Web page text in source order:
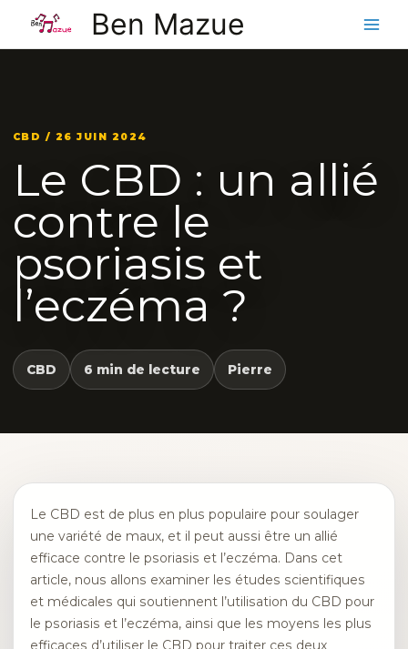
contenu
Ben Mazue
CBD / 26 JUIN 2024
Le CBD : un allié
contre le
psoriasis et
l’eczéma ?
CBD 6 min de lecture Pierre
Le CBD est de plus en plus populaire pour soulager
une variété de maux, et il peut aussi être un allié
efficace contre le psoriasis et l’eczéma. Dans cet
article, nous allons examiner les études scientifiques
et médicales qui soutiennent l’utilisation du CBD pour
le psoriasis et l’eczéma, ainsi que les moyens les plus
efficaces d’utiliser le CBD pour traiter ces deux